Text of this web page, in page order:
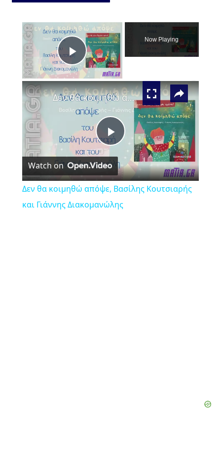
l
Play
Video
Now Playing
×
Play
Video
Δεν θα κοιμηθώ απόψε, Βασίλης Κουτσιαρής και Γιάννης Διακομανώλης
Watch on
Δεν θα κοιμηθώ απόψε, Βασίλης Κουτσιαρής
και Γιάννης Διακομανώλης